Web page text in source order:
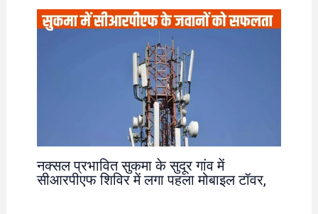
नक्सल प्रभावित सुकमा के सुदूर गांव में
सीआरपीएफ शिविर में लगा पहला मोबाइल टॉवर,